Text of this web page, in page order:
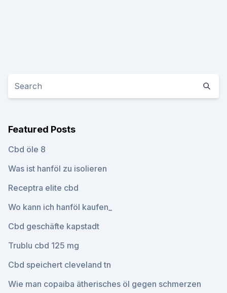
Featured Posts
Cbd öle 8
Was ist hanföl zu isolieren
Receptra elite cbd
Wo kann ich hanföl kaufen_
Cbd geschäfte kapstadt
Trublu cbd 125 mg
Cbd speichert cleveland tn
Wie man copaiba ätherisches öl gegen schmerzen